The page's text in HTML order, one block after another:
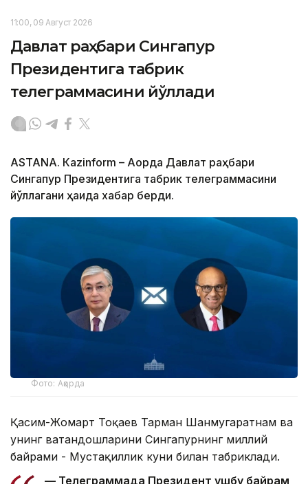
11:00, 09 Август 2026
Давлат раҳбари Сингапур
Президентига табрик
телеграммасини йўллади
ASTANА. Кazinform – Ақорда Давлат раҳбари
Сингапур Президентига табрик телеграммасини
йўллагани ҳақида хабар берди.
Фото: Ақорда
Қасим-Жомарт Тоқаев Тарман Шанмугаратнам ва
унинг ватандошларини Сингапурнинг миллий
байрами - Мустақиллик куни билан табриклади.
— Телеграммада Президент ушбу байрам